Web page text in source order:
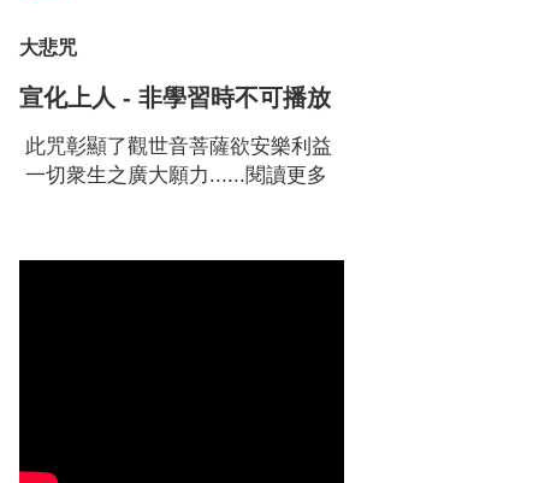
大悲咒
宣化上人 - 非學習時不可播放
此咒彰顯了觀世音菩薩欲安樂利益
一切衆生之廣大願力......閱讀更多